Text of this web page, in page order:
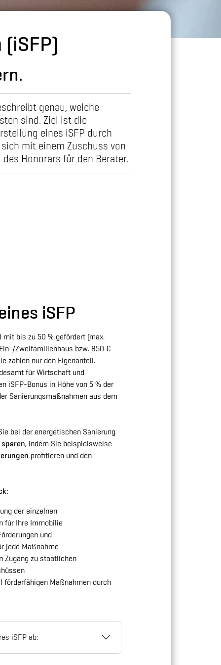
genau, welche
sind. Ziel ist die
eines iSFP durch
mit einem Zuschuss von
Honorars für den Berater.
iSFP
bis zu 50 % gefördert (max.
Zweifamilienhaus bzw. 850 €
zahlen nur den Eigenanteil.
für Wirtschaft und
iSFP-Bonus in Höhe von 5 % der
Sanierungsmaßnahmen aus dem
bei der energetischen Sanierung
sparen, indem Sie beispielsweise
profitieren und den
der einzelnen
für Ihre Immobilie
und
jede Maßnahme​
Zugang zu staatlichen
förderfähigen Maßnahmen durch
iSFP ab: